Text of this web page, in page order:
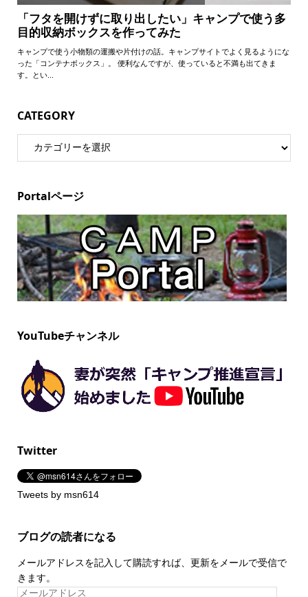
CATEGORY
Portalページ
YouTubeチャンネル
Twitter
Tweets by msn614
ブログの読者になる
メールアドレスを記入して購読すれば、更新をメールで受信で
きます。